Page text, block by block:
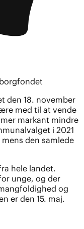
den 18. november
med til at vende
markant mindre
i 2021
den samlede
hele landet.
unge, og der
og
er den 15. maj.